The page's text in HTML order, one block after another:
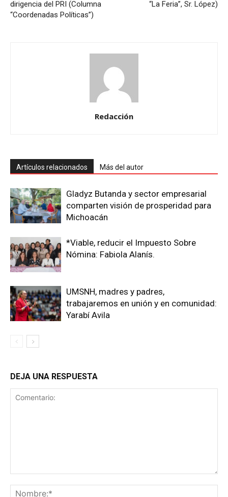
dirigencia del PRI (Columna
“Coordenadas Políticas”)
“La Feria”, Sr. López)
Redacción
Artículos relacionados Más del autor
Gladyz Butanda y sector empresarial
comparten visión de prosperidad para
Michoacán
*Viable, reducir el Impuesto Sobre
Nómina: Fabiola Alanís.
UMSNH, madres y padres,
trabajaremos en unión y en comunidad:
Yarabí Avila
DEJA UNA RESPUESTA